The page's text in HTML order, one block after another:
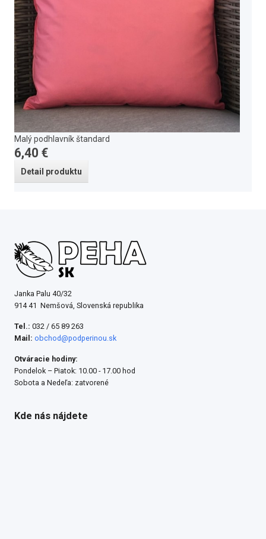
Malý podhlavník štandard
6,40 €
Detail produktu
Janka Palu 40/32
914 41 Nemšová, Slovenská republika
Tel.: 032 / 65 89 263
Mail: obchod@podperinou.sk
Otváracie hodiny:
Pondelok – Piatok: 10.00 - 17.00 hod
Sobota a Nedeľa: zatvorené
Kde nás nájdete